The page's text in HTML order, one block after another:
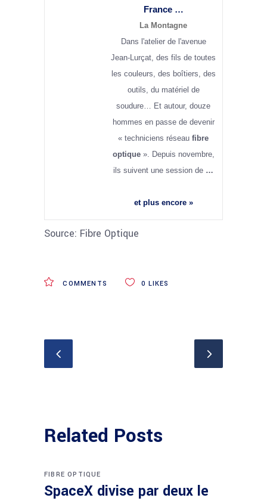
France…
La Montagne
Dans l'atelier de l'avenue
Jean-Lurçat, des fils de toutes
les couleurs, des boîtiers, des
outils, du matériel de
soudure… Et autour, douze
hommes en passe de devenir
« techniciens réseau fibre
optique». Depuis novembre,
ils suivent une session de …
et plus encore »
Source: Fibre Optique
COMMENTS 0 LIKES
Related Posts
FIBRE OPTIQUE
SpaceX divise par deux le